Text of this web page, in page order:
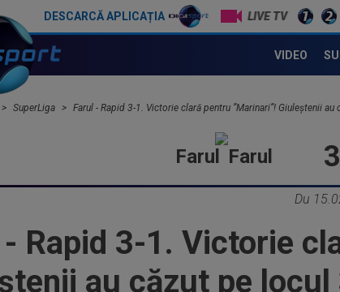
DESCARCĂ APLICAȚIA LIVE TV
VIDEO
SuperLiga Farul - Rapid 3-1. Victorie clară pentru ”Marinari”! Giuleștenii
Farul
Du
Rapid 3-1. Victorie
au căzut pe